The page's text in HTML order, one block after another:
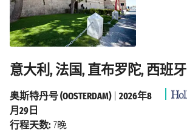
意大利, 法国, 直布罗陀, 西班牙
奥斯特丹号 (OOSTERDAM)| 2026年8
月29日
行程天数: 7晚